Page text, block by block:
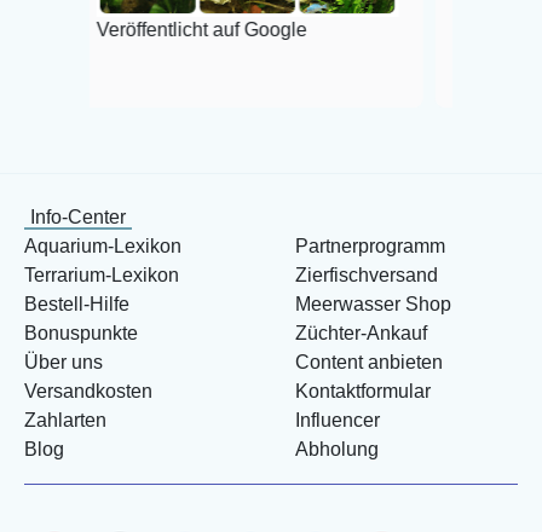
auf Google
Info-Center
Aquarium-Lexikon
Terrarium-Lexikon
Bestell-Hilfe
Bonuspunkte
Über uns
Versandkosten
Zahlarten
Blog
Partnerprogramm
Zierfischversand
Meerwasser Shop
Züchter-Ankauf
Content anbieten
Kontaktformular
Influencer
Abholung